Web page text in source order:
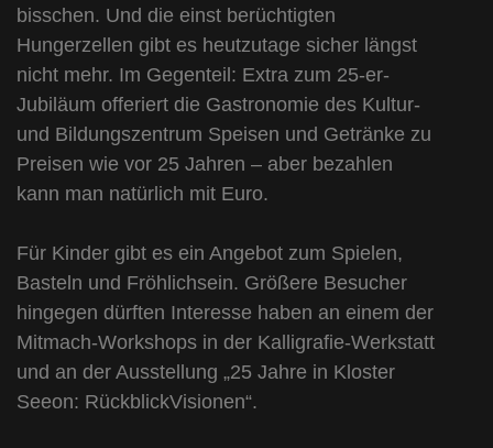
bisschen. Und die einst berüchtigten
Hungerzellen gibt es heutzutage sicher längst
nicht mehr. Im Gegenteil: Extra zum 25-er-
Jubiläum offeriert die Gastronomie des Kultur-
und Bildungszentrum Speisen und Getränke zu
Preisen wie vor 25 Jahren – aber bezahlen
kann man natürlich mit Euro.
Für Kinder gibt es ein Angebot zum Spielen,
Basteln und Fröhlichsein. Größere Besucher
hingegen dürften Interesse haben an einem der
Mitmach-Workshops in der Kalligrafie-Werkstatt
und an der Ausstellung „25 Jahre in Kloster
Seeon: RückblickVisionen“.